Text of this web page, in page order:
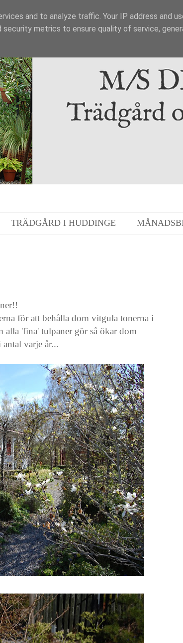
TRÄDGÅRD I HUDDINGE
för att behålla dom vitgula tonerna i
alla 'fina' tulpaner gör så ökar dom
varje år...
and to analyze traffic. Your IP address and
metrics to ensure quality of service,